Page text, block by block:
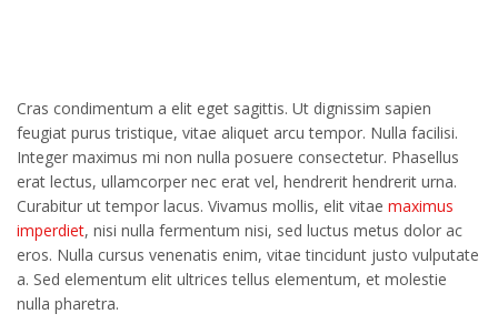
Cras condimentum a elit eget sagittis. Ut dignissim sapien
feugiat purus tristique, vitae aliquet arcu tempor. Nulla facilisi.
Integer maximus mi non nulla posuere consectetur. Phasellus
erat lectus, ullamcorper nec erat vel, hendrerit hendrerit urna.
Curabitur ut tempor lacus. Vivamus mollis, elit vitae maximus
imperdiet, nisi nulla fermentum nisi, sed luctus metus dolor ac
eros. Nulla cursus venenatis enim, vitae tincidunt justo vulputate
a. Sed elementum elit ultrices tellus elementum, et molestie
nulla pharetra.